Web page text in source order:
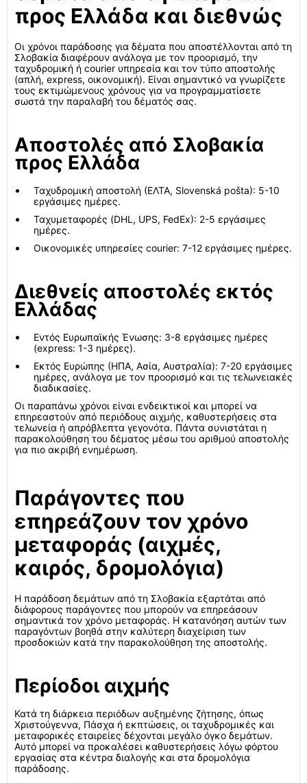
προς Ελλάδα και διεθνώς
Οι χρόνοι παράδοσης για δέματα που αποστέλλονται από τη
Σλοβακία διαφέρουν ανάλογα με τον προορισμό, την
ταχυδρομική ή courier υπηρεσία και τον τύπο αποστολής
(απλή, express, οικονομική). Είναι σημαντικό να γνωρίζετε
τους εκτιμώμενους χρόνους για να προγραμματίσετε
σωστά την παραλαβή του δέματός σας.
Αποστολές από Σλοβακία
προς Ελλάδα
Ταχυδρομική αποστολή (ΕΛΤΑ, Slovenská pošta): 5-10
εργάσιμες ημέρες.
Ταχυμεταφορές (DHL, UPS, FedEx): 2-5 εργάσιμες
ημέρες.
Οικονομικές υπηρεσίες courier: 7-12 εργάσιμες ημέρες.
Διεθνείς αποστολές εκτός
Ελλάδας
Εντός Ευρωπαϊκής Ένωσης: 3-8 εργάσιμες ημέρες
(express: 1-3 ημέρες).
Εκτός Ευρώπης (ΗΠΑ, Ασία, Αυστραλία): 7-20 εργάσιμες
ημέρες, ανάλογα με τον προορισμό και τις τελωνειακές
διαδικασίες.
Οι παραπάνω χρόνοι είναι ενδεικτικοί και μπορεί να
επηρεαστούν από περιόδους αιχμής, καθυστερήσεις στα
τελωνεία ή απρόβλεπτα γεγονότα. Πάντα συνιστάται η
παρακολούθηση του δέματος μέσω του αριθμού αποστολής
για πιο ακριβή ενημέρωση.
Παράγοντες που
επηρεάζουν τον χρόνο
μεταφοράς (αιχμές,
καιρός, δρομολόγια)
Η παράδοση δεμάτων από τη Σλοβακία εξαρτάται από
διάφορους παράγοντες που μπορούν να επηρεάσουν
σημαντικά τον χρόνο μεταφοράς. Η κατανόηση αυτών των
παραγόντων βοηθά στην καλύτερη διαχείριση των
προσδοκιών κατά την παρακολούθηση της αποστολής.
Περίοδοι αιχμής
Κατά τη διάρκεια περιόδων αυξημένης ζήτησης, όπως
Χριστούγεννα, Πάσχα ή εκπτώσεις, οι ταχυδρομικές και
μεταφορικές εταιρείες δέχονται μεγάλο όγκο δεμάτων.
Αυτό μπορεί να προκαλέσει καθυστερήσεις λόγω φόρτου
εργασίας στα κέντρα διαλογής και στα δρομολόγια
παράδοσης.